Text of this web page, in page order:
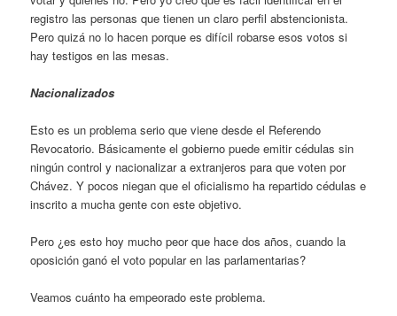
registro las personas que tienen un claro perfil abstencionista.
Pero quizá no lo hacen porque es difícil robarse esos votos si
hay testigos en las mesas.
Nacionalizados
Esto es un problema serio que viene desde el Referendo
Revocatorio. Básicamente el gobierno puede emitir cédulas sin
ningún control y nacionalizar a extranjeros para que voten por
Chávez. Y pocos niegan que el oficialismo ha repartido cédulas e
inscrito a mucha gente con este objetivo.
Pero ¿es esto hoy mucho peor que hace dos años, cuando la
oposición ganó el voto popular en las parlamentarias?
Veamos cuánto ha empeorado este problema.